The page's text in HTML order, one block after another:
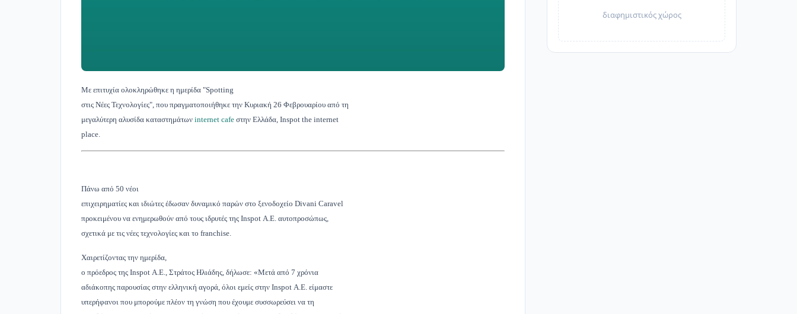
Με επιτυχία ολοκληρώθηκε η ημερίδα "Spotting
στις Νέες Τεχνολογίες", που πραγ­ματοποιήθηκε την Κυριακή 26 Φεβρουαρί­ου από τη
μεγαλύτερη αλυσίδα καταστημά­των internet cafe στην Ελλάδα, Inspot the internet
place.
Πάνω από 50 νέοι
επιχειρηματίες και ιδιώτες έδωσαν δυναμικό παρών στο ξενοδοχείο Divani Caravel
προκειμένου να ενημερωθούν από τους ιδρυτές της Inspot Α.Ε. αυτοπροσώπως,
σχετικά με τις νέες τεχνολογίες και το franchise.
Χαιρετίζοντας την ημερίδα,
ο πρόεδρος της Inspot Α.Ε., Στράτος Ηλιάδης, δήλωσε: «Μετά από 7 χρόνια
αδιάκοπης παρουσίας στην ελληνική αγορά, όλοι εμείς στην Inspot Α.Ε. είμαστε
υπερήφανοι που μπορούμε πλέ­ον τη γνώση που έχουμε συσσωρεύσει να τη
διαφημιστικός χώρος